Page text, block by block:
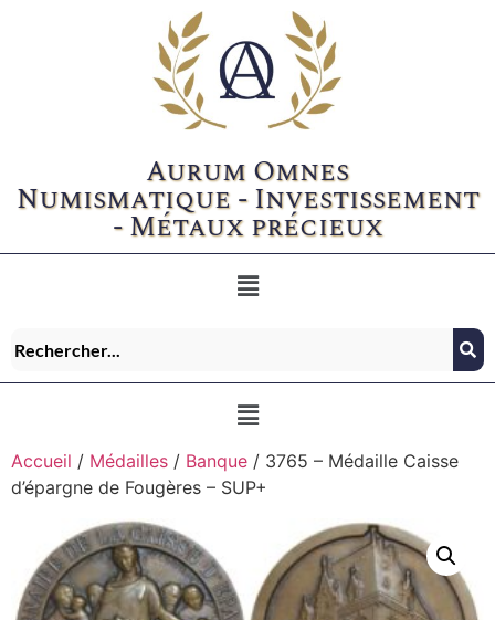
Aurum Omnes
Numismatique - Investissement
- Métaux précieux
Accueil / Médailles / Banque / 3765 – Médaille Caisse
d’épargne de Fougères – SUP+